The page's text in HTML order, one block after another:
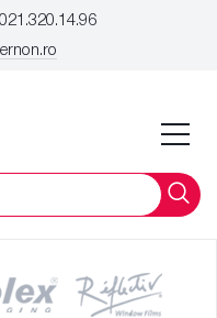
021.320.14.96